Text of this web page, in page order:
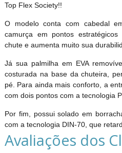
Top Flex Society!!
O modelo conta com cabedal
camurça em pontos
chute e aumenta muito sua
Já sua palmilha em EVA
costurada na base da chuteira,
pé. Para ainda mais conforto, a
com dois pontos com a tecnologia
Por fim, possui solado em
com a tecnologia DIN-70, que
Avaliações dos